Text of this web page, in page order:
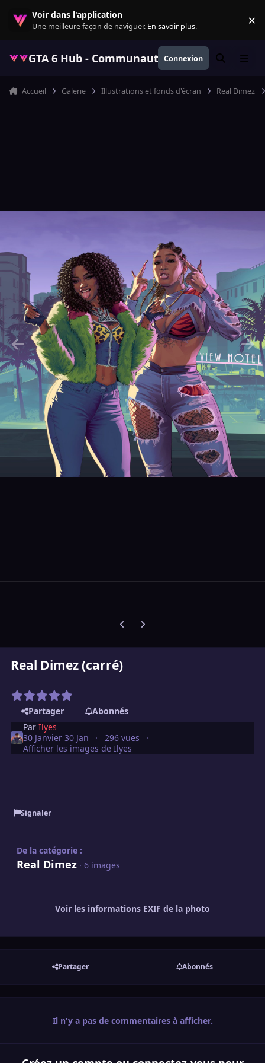
Voir dans l'application
Une meilleure façon de naviguer. En savoir plus. ×
GTA 6 Hub - Communauté GTA VI
Connexion Rechercher
Menu
Accueil Galerie Illustrations et fonds d'écran Real Dimez
Diapositive précédente
Diapositive suivante
Real Dimez (carré)
Partager
Abonnés
ParIlyes
30 Janvier30 Jan
296 vues
Afficher les images de Ilyes
Signaler
De la catégorie :
Real Dimez · 6 images
Voir les informations EXIF de la photo
Partager Abonnés
Il n'y a pas de commentaires à afficher.